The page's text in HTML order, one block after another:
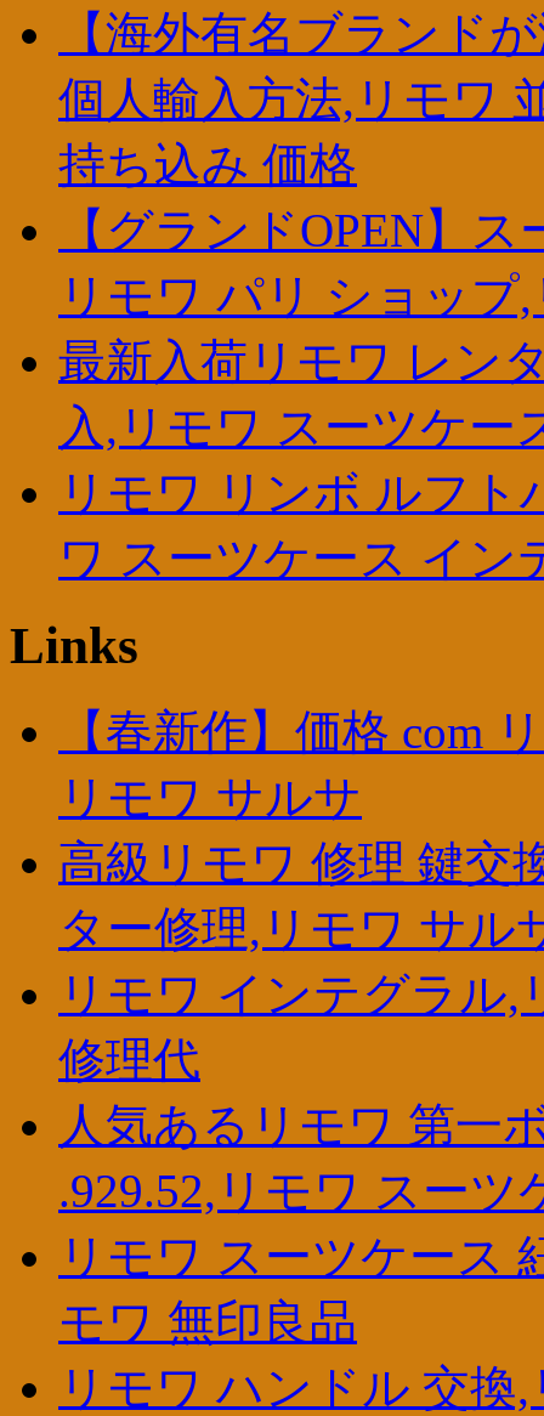
【海外有名ブランド
個人輸入方法,リモワ
持ち込み 価格
【グランドOPEN】
リモワ パリ ショッ
最新入荷リモワ レン
入,リモワ スーツケー
リモワ リンボ ルフト
ワ スーツケース イン
Links
【春新作】価格 com
リモワ サルサ
高級リモワ 修理 鍵交
ター修理,リモワ サル
リモワ インテグラル
修理代
人気あるリモワ 第一
.929.52,リモワ スーツ
リモワ スーツケース
モワ 無印良品
リモワ ハンドル 交換